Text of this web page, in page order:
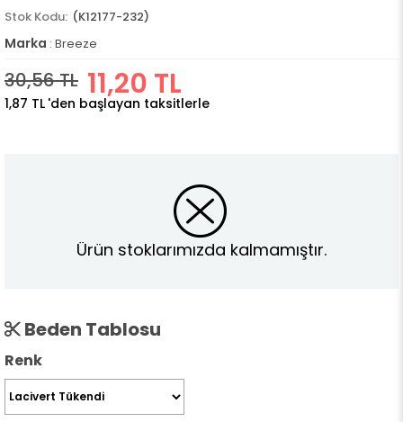
(K12177-232)
Marka : Breeze
30,56 TL 11,20 TL
1,87 TL 'den başlayan taksitlerle
Ürün stoklarımızda kalmamıştır.
Beden Tablosu
Renk